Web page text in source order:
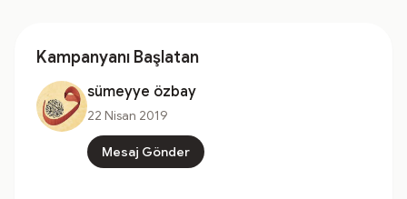
Kampanyanı Başlatan
sümeyye özbay
22 Nisan 2019
Mesaj Gönder